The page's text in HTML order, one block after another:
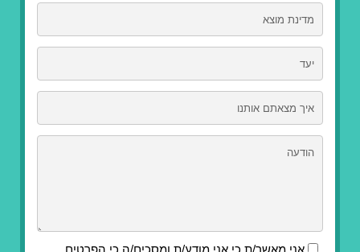
אני מאשר/ת כי אני מודע/ת ומסכים/ה כי הפרטים